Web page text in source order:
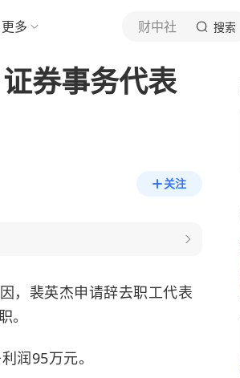
更多 财中社 搜索
券事务代表
关注
，裴英杰申请辞去职工代表
。
润95万元。